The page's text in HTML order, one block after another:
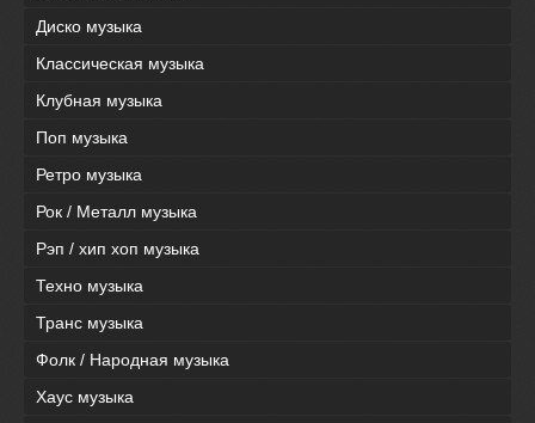
Диско музыка
Классическая музыка
Клубная музыка
Поп музыка
Ретро музыка
Рок / Металл музыка
Рэп / хип хоп музыка
Техно музыка
Транс музыка
Фолк / Народная музыка
Хаус музыка